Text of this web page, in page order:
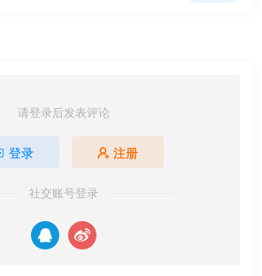
请登录后发表评论
登录 注册
社交账号登录